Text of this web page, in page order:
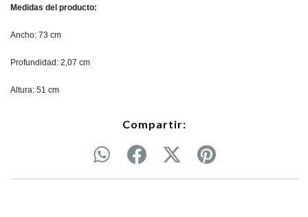
Medidas del producto:
Ancho: 73 cm
Profundidad: 2,07 cm
Altura: 51 cm
Compartir: